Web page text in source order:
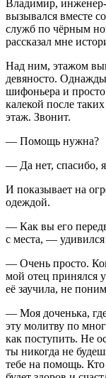
Владимир, инженер-
вызывался вместе
служб по чёрным
рассказал мне
Над ним, этажом
девяносто.
шифоньера и просто
калекой после
этаж. Звонит.
— Помощь нужна?
— Да нет, спасибо,
И показывает на
одеждой.
— Как вы его
с места, —
— Очень просто.
мой отец принялся
её заучила, не
— Моя доченька,
эту молитву по
как поступить. Не
ты никогда не
тебе на помощь. Кто